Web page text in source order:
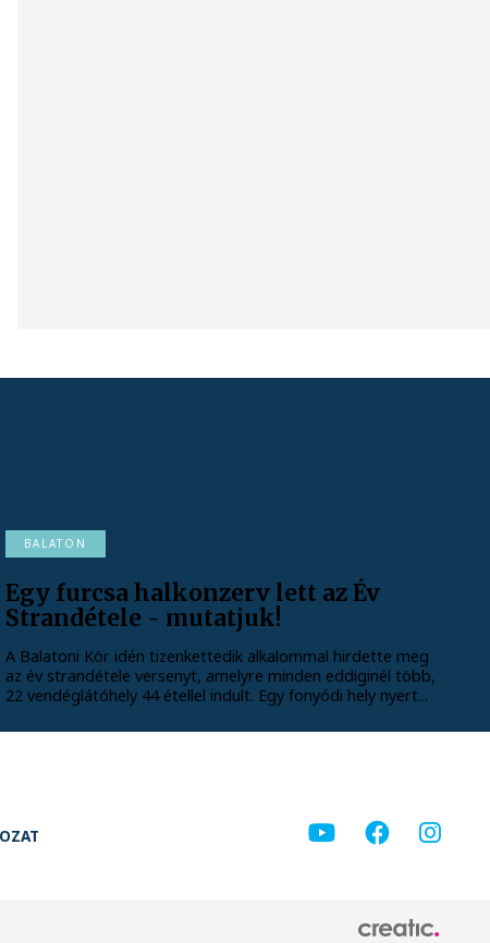
BALATON
Egy furcsa halkonzerv lett az Év
Strandétele - mutatjuk!
A Balatoni Kör idén tizenkettedik alkalommal hirdette meg
az év strandétele versenyt, amelyre minden eddiginél több,
22 vendéglátóhely 44 étellel indult. Egy fonyódi hely nyert...